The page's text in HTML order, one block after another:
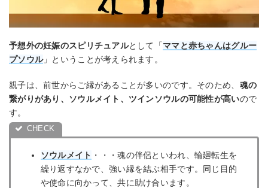
予想外の妊娠のスピリチュアルとして「ママと赤ちゃんはグルー
プソウル」ということが考えられます。
親子は、前世からご縁があることが多いのです。そのため、 魂の
繋がりがあり、ソウルメイト、ツインソウルの可能性が高いので
す。
ソウルメイト ・・・魂の伴侶といわれ、輪廻転生を
繰り返すなかで、強い縁を結ぶ相手です。同じ目的
や使命に向かって、共に助け合います。